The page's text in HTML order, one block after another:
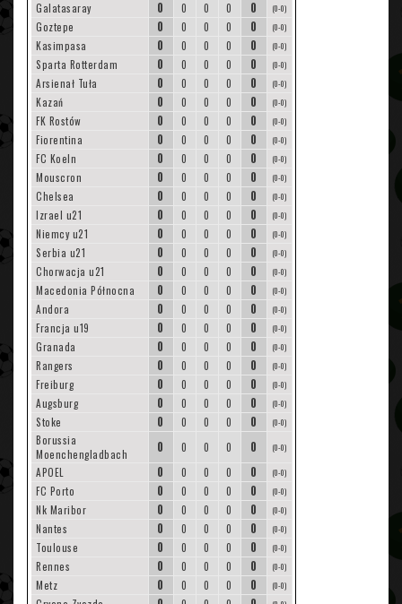
Galatasaray 0 0 0 0 0 (0-0)
Goztepe 0 0 0 0 0 (0-0)
Kasimpasa 0 0 0 0 0 (0-0)
Sparta Rotterdam 0 0 0 0 0 (0-0)
Arsienał Tuła 0 0 0 0 0 (0-0)
Kazań 0 0 0 0 0 (0-0)
FK Rostów 0 0 0 0 0 (0-0)
Fiorentina 0 0 0 0 0 (0-0)
FC Koeln 0 0 0 0 0 (0-0)
Mouscron 0 0 0 0 0 (0-0)
Chelsea 0 0 0 0 0 (0-0)
Izrael u21 0 0 0 0 0 (0-0)
Niemcy u21 0 0 0 0 0 (0-0)
Serbia u21 0 0 0 0 0 (0-0)
Chorwacja u21 0 0 0 0 0 (0-0)
Macedonia Północna 0 0 0 0 0 (0-0)
Andora 0 0 0 0 0 (0-0)
Francja u19 0 0 0 0 0 (0-0)
Granada 0 0 0 0 0 (0-0)
Rangers 0 0 0 0 0 (0-0)
Freiburg 0 0 0 0 0 (0-0)
Augsburg 0 0 0 0 0 (0-0)
Stoke 0 0 0 0 0 (0-0)
Borussia
Moenchengladbach
0 0 0 0 0 (0-0)
APOEL 0 0 0 0 0 (0-0)
FC Porto 0 0 0 0 0 (0-0)
Nk Maribor 0 0 0 0 0 (0-0)
Nantes 0 0 0 0 0 (0-0)
Toulouse 0 0 0 0 0 (0-0)
Rennes 0 0 0 0 0 (0-0)
Metz 0 0 0 0 0 (0-0)